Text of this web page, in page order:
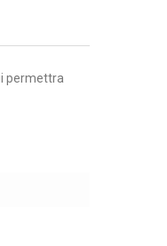
permettra